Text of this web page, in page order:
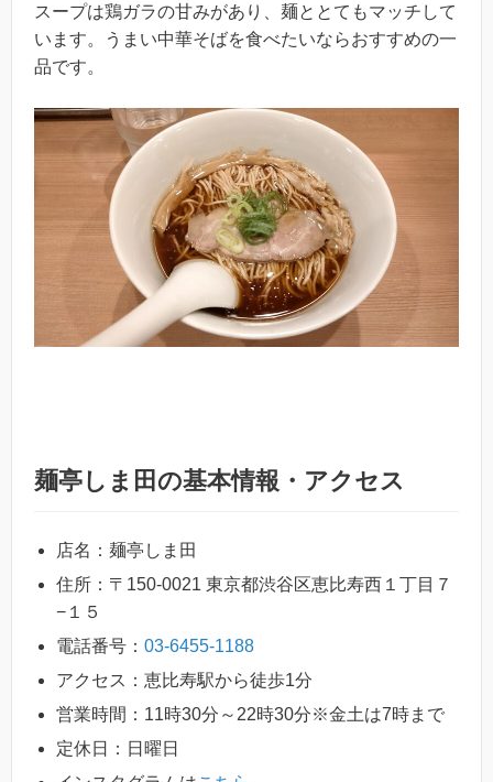
スープは鶏ガラの甘みがあり、麺ととてもマッチして
います。うまい中華そばを食べたいならおすすめの一
品です。
麺亭しま田の基本情報・アクセス
店名：麺亭しま田
住所：〒150-0021 東京都渋谷区恵比寿西１丁目７
−１５
電話番号： 03-6455-1188
アクセス：恵比寿駅から徒歩1分
営業時間：11時30分～22時30分※金土は7時まで
定休日：日曜日